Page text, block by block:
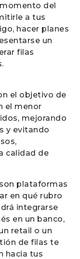
del
a tus
hacer planes
un
filas
el objetivo de
el menor
mejorando
y evitando
calidad de
plataformas
en qué rubro
integrarse
en un banco,
retail o un
de filas te
hacia tus